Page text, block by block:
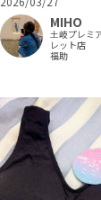
MIHO
土岐プレミ
レット店
福助